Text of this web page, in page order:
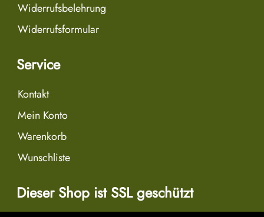
Widerrufsbelehrung
Widerrufsformular
Service
Kontakt
Mein Konto
Warenkorb
Wunschliste
Dieser Shop ist SSL geschützt